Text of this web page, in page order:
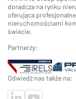
doradcza na rynku
oferująca
nieruchomościami
świecie.
Partnerzy:
Odwiedź nas także na: